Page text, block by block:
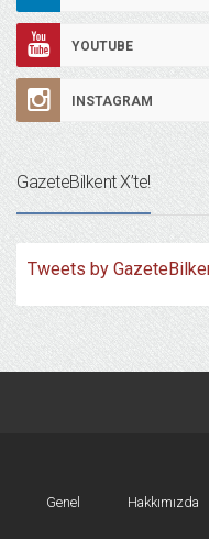
YOUTUBE
INSTAGRAM
GazeteBilkent X’te!
Tweets by
Genel Hakkımızda